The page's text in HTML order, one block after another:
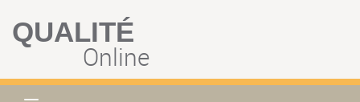
QUALITÉ
Online